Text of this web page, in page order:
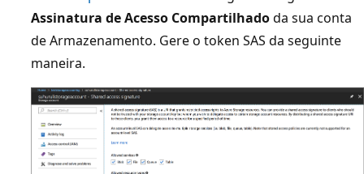
Assinatura de Acesso Compartilhadoda sua conta
de Armazenamento. Gere o token SAS da seguinte
maneira.